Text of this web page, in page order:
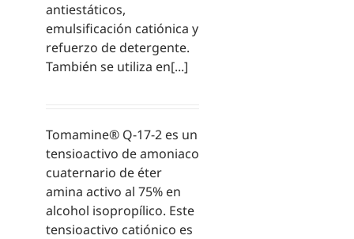
antiestáticos,
emulsificación catiónica y
refuerzo de detergente.
También se utiliza en[...]
Tomamine® Q-17-2 es un
tensioactivo de amoniaco
cuaternario de éter
amina activo al 75% en
alcohol isopropílico. Este
tensioactivo catiónico es